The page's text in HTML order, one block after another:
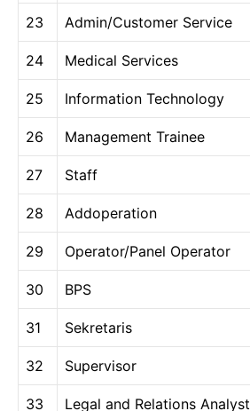
23 Admin/Customer Service
24 Medical Services
25 Information Technology
26 Management Trainee
27 Staff
28 Addoperation
29 Operator/Panel Operator
30 BPS
31 Sekretaris
32 Supervisor
33 Legal and Relations Analyst